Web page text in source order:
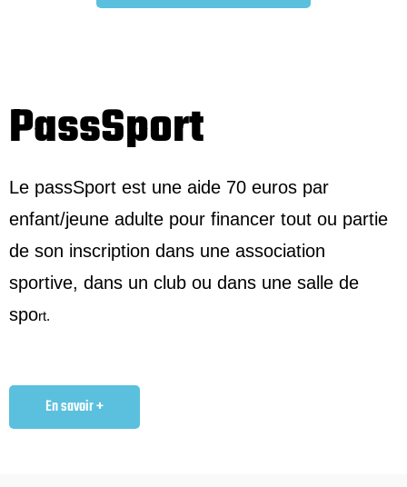
PassSport
Le passSport est une aide 70 euros par
enfant/jeune adulte pour financer tout ou partie
de son inscription dans une association
sportive, dans un club ou dans une salle de
sport.
En savoir +